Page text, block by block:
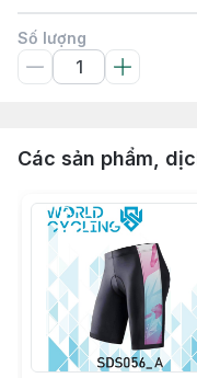
Số lượng
Các sản phẩm,